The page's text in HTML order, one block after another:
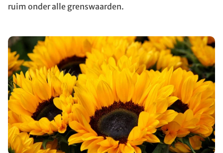
ruim onder alle grenswaarden.